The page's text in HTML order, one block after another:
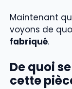
Maintenant
voyons de
fabriqué.
De quoi
cette